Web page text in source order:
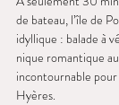
de bateau, l’île de
idyllique : balade à
nique romantique
incontournable
Hyères.